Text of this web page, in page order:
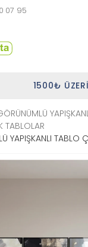
07 95
1500₺
TABLOLAR
YAPIŞKANLI TABLO